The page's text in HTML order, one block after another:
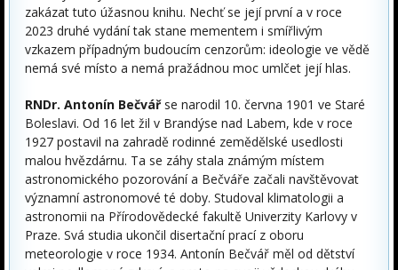
zakázat tuto úžasnou knihu. Nechť se její první a v roce
2023 druhé vydání tak stane mementem i smířlivým
vzkazem případným budoucím cenzorům: ideologie ve vědě
nemá své místo a nemá pražádnou moc umlčet její hlas.
RNDr. Antonín Bečvářse narodil 10. června 1901 ve Staré
Boleslavi. Od 16 let žil v Brandýse nad Labem, kde v roce
1927 postavil na zahradě rodinné zemědělské usedlosti
malou hvězdárnu. Ta se záhy stala známým místem
astronomického pozorování a Bečváře začali navštěvovat
významní astronomové té doby. Studoval klimatologii a
astronomii na Přírodovědecké fakultě Univerzity Karlovy v
Praze. Svá studia ukončil disertační prací z oboru
meteorologie v roce 1934. Antonín Bečvář měl od dětství